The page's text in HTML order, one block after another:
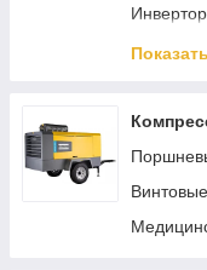
Реостаты